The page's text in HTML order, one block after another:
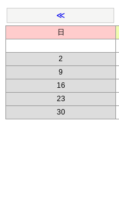
≪
日
2
9
16
23
30